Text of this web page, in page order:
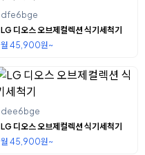
dfe6bge
LG 디오스 오브제컬렉션 식기세척기
월 45,900원~
dee6bge
LG 디오스 오브제컬렉션 식기세척기
월 45,900원~